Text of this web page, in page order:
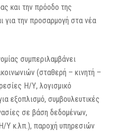
και την πρόοδο της
για την προσαρμογή στα νέα
συμπεριλαμβάνει
(σταθερή – κινητή –
Η/Υ, λογισμικό
εξοπλισμό, συμβουλευτικές
σε βάση δεδομένων,
Υ κ.λπ.), παροχή υπηρεσιών